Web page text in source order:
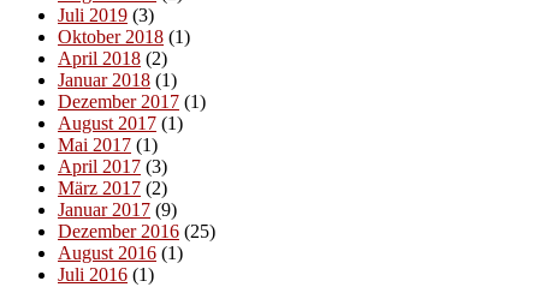
Juli 2019 (3)
Oktober 2018 (1)
April 2018 (2)
Januar 2018 (1)
Dezember 2017 (1)
August 2017 (1)
Mai 2017 (1)
April 2017 (3)
März 2017 (2)
Januar 2017 (9)
Dezember 2016 (25)
August 2016 (1)
Juli 2016 (1)